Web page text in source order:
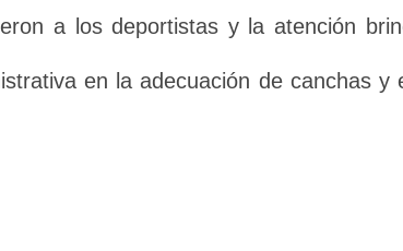
a los deportistas y la atención
en la adecuación de canchas y